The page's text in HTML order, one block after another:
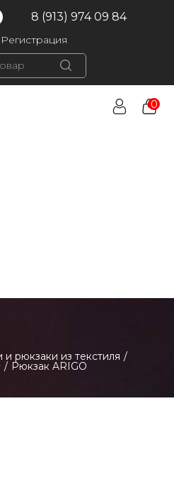
8 (913) 974 09 84
Регистрация
0
и рюкзаки из текстиля /
/ Рюкзак ARIGO